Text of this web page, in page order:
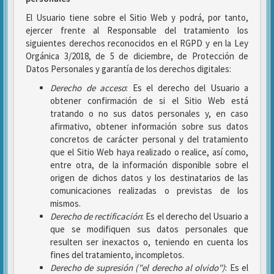
El Usuario tiene sobre el Sitio Web y podrá, por tanto,
ejercer frente al Responsable del tratamiento los
siguientes derechos reconocidos en el RGPD y en la Ley
Orgánica 3/2018, de 5 de diciembre, de Protección de
Datos Personales y garantía de los derechos digitales:
Derecho de acceso: Es el derecho del Usuario a
obtener confirmación de si el Sitio Web está
tratando o no sus datos personales y, en caso
afirmativo, obtener información sobre sus datos
concretos de carácter personal y del tratamiento
que el Sitio Web haya realizado o realice, así como,
entre otra, de la información disponible sobre el
origen de dichos datos y los destinatarios de las
comunicaciones realizadas o previstas de los
mismos.
Derecho de rectificación: Es el derecho del Usuario a
que se modifiquen sus datos personales que
resulten ser inexactos o, teniendo en cuenta los
fines del tratamiento, incompletos.
Derecho de supresión ("el derecho al olvido"): Es el